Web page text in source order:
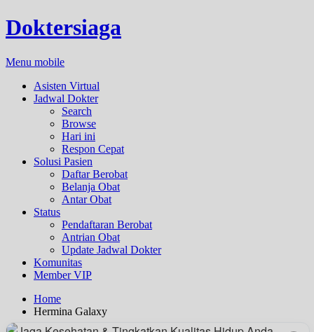
Doktersiaga
Menu mobile
Asisten Virtual
Jadwal Dokter
Search
Browse
Hari ini
Respon Cepat
Solusi Pasien
Daftar Berobat
Belanja Obat
Antar Obat
Status
Pendaftaran Berobat
Antrian Obat
Update Jadwal Dokter
Komunitas
Member VIP
Home
Hermina Galaxy